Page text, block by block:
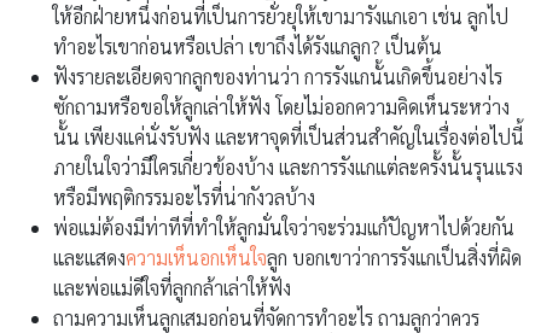
ให้อีกฝ่ายหนึ่งก่อนที่เป็นการยั่วยุให้เขามารังแกเอา เช่น ลูกไป
ทำอะไรเขาก่อนหรือเปล่า เขาถึงได้รังแกลูก? เป็นต้น
ฟังรายละเอียดจากลูกของท่านว่า การรังแกนั้นเกิดขึ้นอย่างไร
ซักถามหรือขอให้ลูกเล่าให้ฟัง โดยไม่ออกความคิดเห็นระหว่าง
นั้น เพียงแค่นั่งรับฟัง และหาจุดที่เป็นส่วนสำคัญในเรื่องต่อไปนี้
ภายในใจว่ามีใครเกี่ยวข้องบ้าง และการรังแกแต่ละครั้งนั้นรุนแรง
หรือมีพฤติกรรมอะไรที่น่ากังวลบ้าง
พ่อแม่ต้องมีท่าทีที่ทำให้ลูกมั่นใจว่าจะร่วมแก้ปัญหาไปด้วยกัน
และแสดงความเห็นอกเห็นใจลูก บอกเขาว่าการรังแกเป็นสิ่งที่ผิด
และพ่อแม่ดีใจที่ลูกกล้าเล่าให้ฟัง
ถามความเห็นลูกเสมอก่อนที่จัดการทำอะไร ถามลูกว่าควร